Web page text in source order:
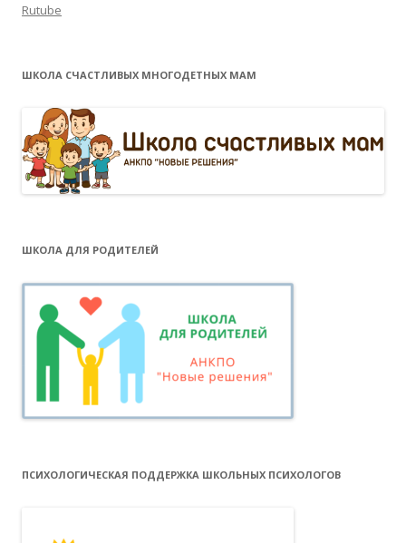
Rutube
ШКОЛА СЧАСТЛИВЫХ МНОГОДЕТНЫХ МАМ
ШКОЛА ДЛЯ РОДИТЕЛЕЙ
ПСИХОЛОГИЧЕСКАЯ ПОДДЕРЖКА ШКОЛЬНЫХ ПСИХОЛОГОВ